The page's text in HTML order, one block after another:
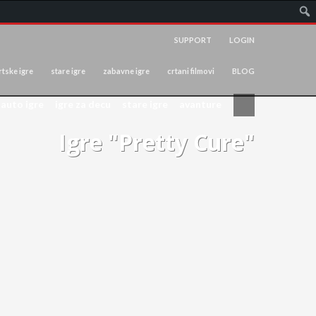
LOGIN
SUPPORT
igre stare igre zabavne igre crtani filmovi BLOG
Igre "Pretty Cure"